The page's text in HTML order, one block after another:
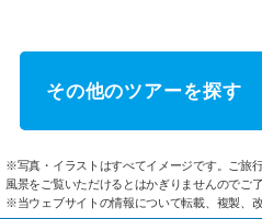
その他のツアーを探す
※写真・イラストはすべてイメージです。ご旅
風景をご覧いただけるとはかぎりませんのでご了
※当ウェブサイトの情報について転載、複製、